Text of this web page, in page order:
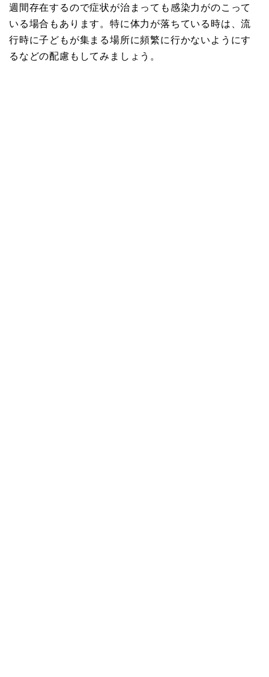
週間存在するので症状が治まっても感染力がのこって
いる場合もあります。特に体力が落ちている時は、流
行時に子どもが集まる場所に頻繁に行かないようにす
るなどの配慮もしてみましょう。